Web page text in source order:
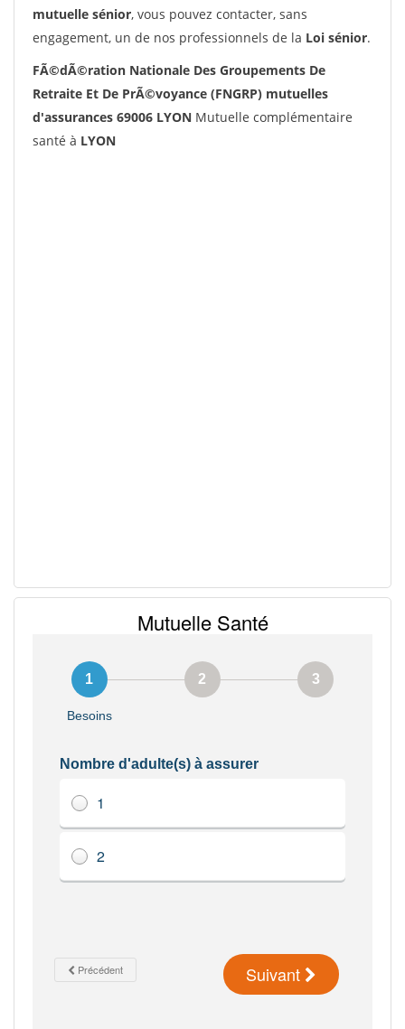
mutuelle sénior, vous pouvez contacter, sans
engagement, un de nos professionnels de la Loi sénior.
FÃ©dÃ©ration Nationale Des Groupements De
Retraite Et De PrÃ©voyance (FNGRP) mutuelles
d'assurances 69006 LYON Mutuelle complémentaire
santé à LYON